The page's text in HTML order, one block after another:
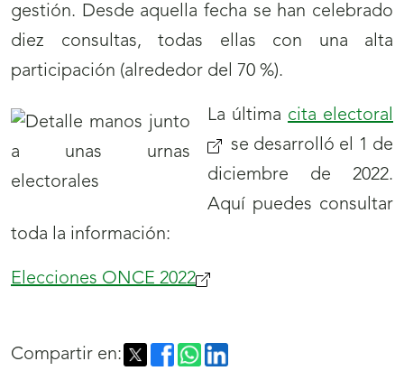
gestión. Desde aquella fecha se han celebrado
diez consultas, todas ellas con una alta
participación (alrededor del 70 %).
La última cita electoral
se desarrolló el 1 de
diciembre de 2022.
Aquí puedes consultar
toda la información:
Elecciones ONCE 2022(se
nueva
ventana)
Compartir en: